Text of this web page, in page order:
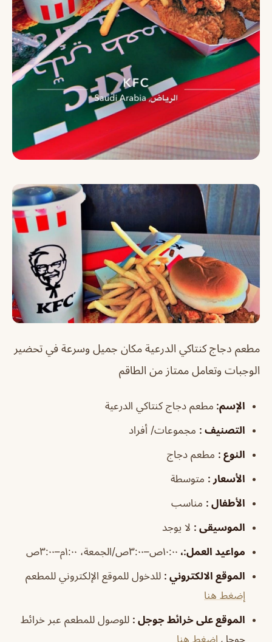
مطعم دجاج كنتاكي الدرعية مكان جميل وسرعة في تحضير
الوجبات وتعامل ممتاز من الطاقم
الإسم: مطعم دجاج كنتاكي الدرعية
التصنيف : مجموعات/ أفراد
النوع : مطعم دجاج
الأسعار : متوسطة
الأطفال : مناسب
الموسيقى : لا يوجد
مواعيد العمل:، ١٠:٠٠ص–٣:٠٠ص/الجمعة، ١:٠٠م–٣:٠٠ص
الموقع الالكتروني : للدخول للموقع الإلكتروني للمطعم
إضغط هنا
الموقع على خرائط جوجل : للوصول للمطعم عبر خرائط
جوجل اضغط هنا